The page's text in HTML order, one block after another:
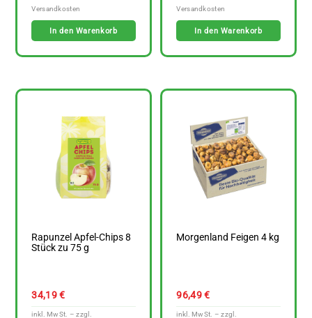
In den Warenkorb In den Warenkorb
Rapunzel Apfel-Chips 8
Stück zu 75 g
34,19€
Morgenland Feigen 4 kg
96,49€